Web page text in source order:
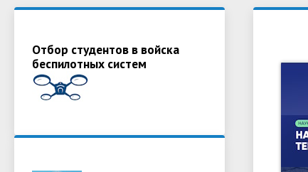
Отбор студентов в войска
беспилотных систем